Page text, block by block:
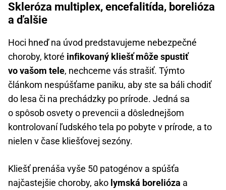
Skleróza multiplex, encefalitída, borelióza
a ďalšie
Hoci hneď na úvod predstavujeme nebezpečné
choroby, ktoré infikovaný kliešť môže spustiť
vo vašom tele, nechceme vás strašiť. Týmto
článkom nespúšťame paniku, aby ste sa báli chodiť
do lesa či na prechádzky po prírode. Jedná sa
o spôsob osvety o prevencii a dôslednejšom
kontrolovaní ľudského tela po pobyte v prírode, a to
nielen v čase kliešťovej sezóny.
Kliešť prenáša vyše 50 patogénov a spúšťa
najčastejšie choroby, ako lymská borelióza a